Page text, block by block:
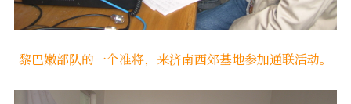
黎巴嫩部队的一个准将，来济南西郊基地参加通联活动。